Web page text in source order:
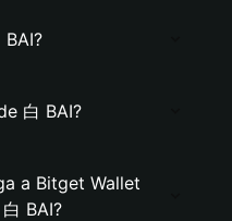
白 BAI?
a Bitget Wallet
BAI?